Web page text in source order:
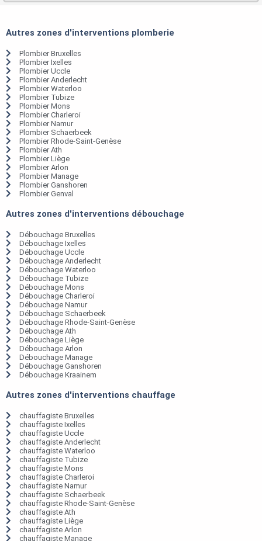
Autres zones d'interventions plomberie
Plombier Bruxelles
Plombier Ixelles
Plombier Uccle
Plombier Anderlecht
Plombier Waterloo
Plombier Tubize
Plombier Mons
Plombier Charleroi
Plombier Namur
Plombier Schaerbeek
Plombier Rhode-Saint-Genèse
Plombier Ath
Plombier Liège
Plombier Arlon
Plombier Manage
Plombier Ganshoren
Plombier Genval
Autres zones d'interventions débouchage
Débouchage Bruxelles
Débouchage Ixelles
Débouchage Uccle
Débouchage Anderlecht
Débouchage Waterloo
Débouchage Tubize
Débouchage Mons
Débouchage Charleroi
Débouchage Namur
Débouchage Schaerbeek
Débouchage Rhode-Saint-Genèse
Débouchage Ath
Débouchage Liège
Débouchage Arlon
Débouchage Manage
Débouchage Ganshoren
Débouchage Kraainem
Autres zones d'interventions chauffage
chauffagiste Bruxelles
chauffagiste Ixelles
chauffagiste Uccle
chauffagiste Anderlecht
chauffagiste Waterloo
chauffagiste Tubize
chauffagiste Mons
chauffagiste Charleroi
chauffagiste Namur
chauffagiste Schaerbeek
chauffagiste Rhode-Saint-Genèse
chauffagiste Ath
chauffagiste Liège
chauffagiste Arlon
chauffagiste Manage